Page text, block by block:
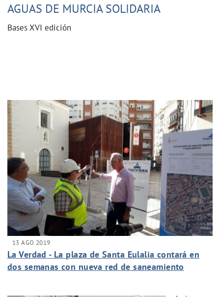
AGUAS DE MURCIA SOLIDARIA
Bases XVI edición
13 AGO 2019
La Verdad - La plaza de Santa Eulalia contará en
dos semanas con nueva red de saneamiento